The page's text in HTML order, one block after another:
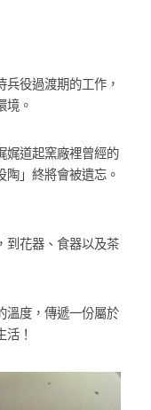
兵役過渡期的工作，
境。
娓道起窯廠裡曾經的
」終將會被遺忘。
到花器、食器以及茶
溫度，傳遞一份屬於
！